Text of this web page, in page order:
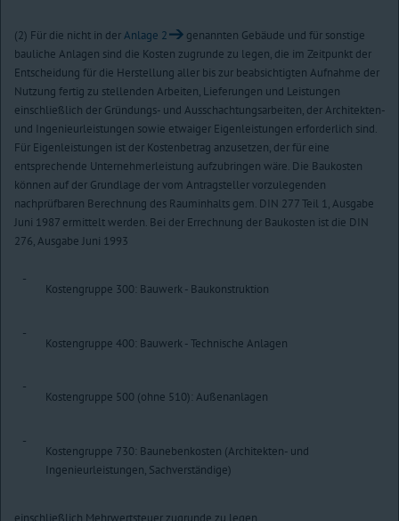
(2) Für die nicht in derAnlage 2
genannten Gebäude und für sonstige
bauliche Anlagen sind die Kosten zugrunde zu legen, die im Zeitpunkt der
Entscheidung für die Herstellung aller bis zur beabsichtigten Aufnahme der
Nutzung fertig zu stellenden Arbeiten, Lieferungen und Leistungen
einschließlich der Gründungs- und Ausschachtungsarbeiten, der Architekten-
und Ingenieurleistungen sowie etwaiger Eigenleistungen erforderlich sind.
Für Eigenleistungen ist der Kostenbetrag anzusetzen, der für eine
entsprechende Unternehmerleistung aufzubringen wäre. Die Baukosten
können auf der Grundlage der vom Antragsteller vorzulegenden
nachprüfbaren Berechnung des Rauminhalts gem. DIN 277 Teil 1, Ausgabe
Juni 1987 ermittelt werden. Bei der Errechnung der Baukosten ist die DIN
276, Ausgabe Juni 1993
-
Kostengruppe 300: Bauwerk - Baukonstruktion
-
Kostengruppe 400: Bauwerk - Technische Anlagen
-
Kostengruppe 500 (ohne 510): Außenanlagen
-
Kostengruppe 730: Baunebenkosten (Architekten- und
Ingenieurleistungen, Sachverständige)
einschließlich Mehrwertsteuer zugrunde zu legen.